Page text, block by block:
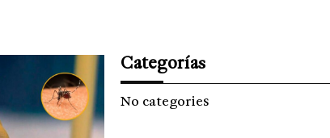
Categorías
No categories